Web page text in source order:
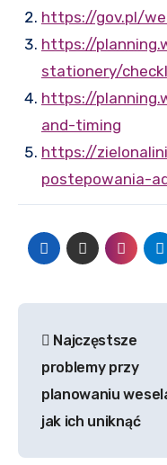
https://gov.pl/
https://
stationery/
https://
and-timing
https://
postepowania-
wpisu
Najczęstsze
problemy przy
planowaniu
jak ich uniknąć